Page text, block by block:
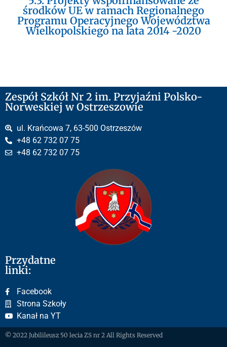
środków UE w ramach Regionalnego
Programu Operacyjnego Województwa
Wielkopolskiego na lata 2014 -2020
Zespół Szkół Nr 2 im. Przyjaźni Polsko-
Norweskiej w Ostrzeszowie
ul. Krańcowa 7, 63-500 Ostrzeszów
+48 62 732 07 75
+48 62 732 07 75
Przydatne
linki:
Facebook
Strona Szkoły
Kanał na YT
© 2022 Jubilileusz 50 lecia ZS nr 2 All Rights Reserved